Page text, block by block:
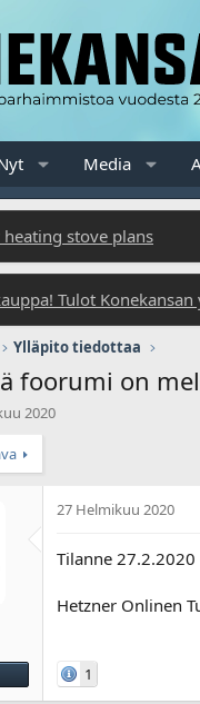
Media
stove plans
Tulot
Ylläpito tiedottaa
foorumi on
2020
27 Helmikuu 2020
Tilanne 27.2.2020
Hetzner Onlinen
1